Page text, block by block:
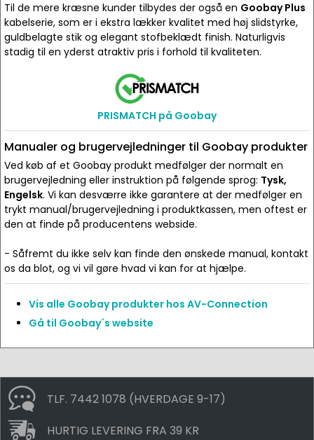
Til de mere kræsne kunder tilbydes der også en Goobay Plus
kabelserie, som er i ekstra lækker kvalitet med høj slidstyrke,
guldbelagte stik og elegant stofbeklædt finish. Naturligvis
stadig til en yderst atraktiv pris i forhold til kvaliteten.
PRISMATCH på Goobay
Manualer og brugervejledninger til Goobay produkter
Ved køb af et Goobay produkt medfølger der normalt en
brugervejledning eller instruktion på følgende sprog: Tysk,
Engelsk. Vi kan desværre ikke garantere at der medfølger en
trykt manual/brugervejledning i produktkassen, men oftest er
den at finde på producentens webside.
- Såfremt du ikke selv kan finde den ønskede manual, kontakt
os da blot, og vi vil gøre hvad vi kan for at hjælpe.
Vis alle Goobay produkter hos AV-Connection
Gå til Goobay´s website
TLF. 7442 1078 (HVERDAGE 9-17)
HURTIG LEVERING FRA 39 KR